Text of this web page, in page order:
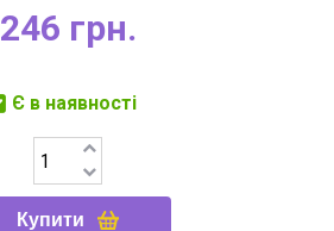
246 грн.
Є в наявності
Купити